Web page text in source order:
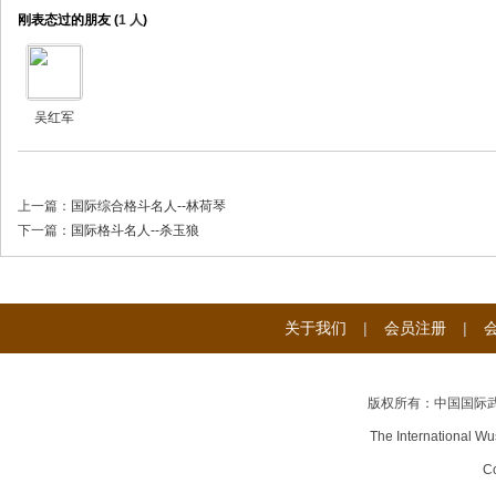
刚表态过的朋友 (1 人)
吴红军
上一篇： 国际综合格斗名人--林荷琴
下一篇： 国际格斗名人--杀玉狼
关于我们 | 会员注册 |
版权所有：中国国际
The International